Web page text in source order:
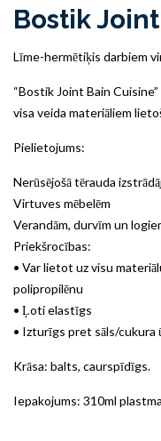
Bostik
Līme-hermētiķis darbiem
“Bostik Joint Bain
visa veida materiāliem
Pielietojums:
Nerūsējošā tērauda
Virtuves mēbelēm
Verandām, durvīm un
Priekšrocības:
• Var lietot uz visu
polipropilēnu
• Ļoti elastīgs
• Izturīgs pret sāls/cukura
Krāsa: balts, caurspīdīgs.
Iepakojums: 310ml